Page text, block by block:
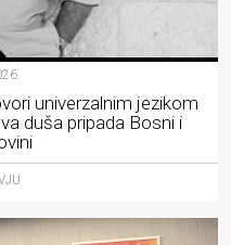
univerzalnim jezikom
duša pripada Bosni i